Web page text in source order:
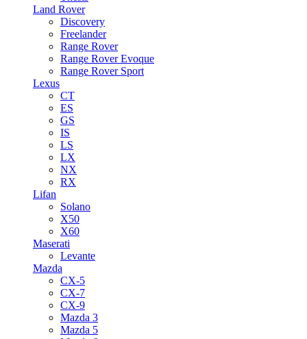
Land Rover
Discovery
Freelander
Range Rover
Range Rover Evoque
Range Rover Sport
Lexus
CT
ES
GS
IS
LS
LX
NX
RX
Lifan
Solano
X50
X60
Maserati
Levante
Mazda
CX-5
CX-7
CX-9
Mazda 3
Mazda 5